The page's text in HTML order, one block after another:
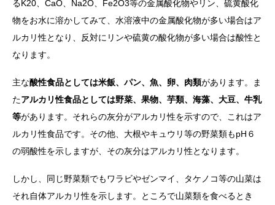
るK20、CaO、Na2O、Fe2O3等の金属酸化物やリン、硫黄酸化
物をお水に溶かしてみて、水溶液中の金属酸化物が多い場合はア
ルカリ性となり、反対にリンや硫黄の酸化物が多い場合は酸性と
なります。
主な酸性食品としては米飯、パン、魚、卵、肉類があります。ま
たアルカリ性食品としては野菜、果物、芋類、海藻、大豆、牛乳
等があります。それらの灰分がアルカリ性を示すので、これはア
ルカリ性食品です。その他、大根やキュウリ等の野菜類もpH６
の弱酸性を示しますが、その灰分はアルカリ性となります。
しかし、同じ野菜類でもワラビやゼンマイ、タケノコ等の山菜は
それ自体アルカリ性を示します。ところで山菜類を食べるとき